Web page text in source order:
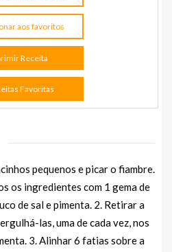
aos favoritos
Receita
Favoritas
pequenos e picar o fiambre.
os ingredientes com 1 gema de
de sal e pimenta. 2. Retirar a
las, uma de cada vez, nos
3. Alinhar 6 fatias sobre a